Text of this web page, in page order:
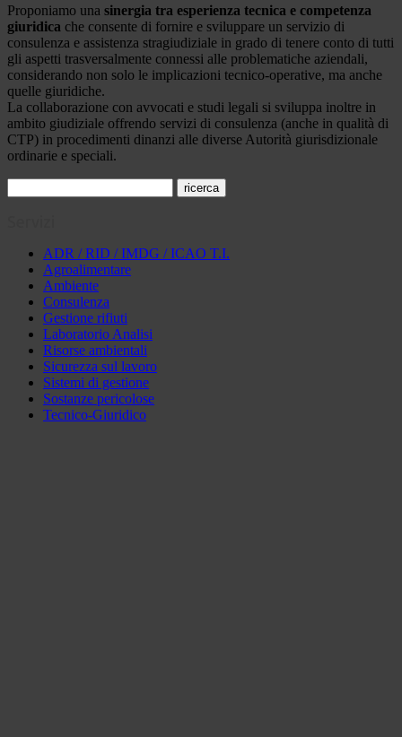
Proponiamo una sinergia tra esperienza tecnica e competenza
giuridica che consente di fornire e sviluppare un servizio di
consulenza e assistenza stragiudiziale in grado di tenere conto di tutti
gli aspetti trasversalmente connessi alle problematiche aziendali,
considerando non solo le implicazioni tecnico-operative, ma anche
quelle giuridiche.
La collaborazione con avvocati e studi legali si sviluppa inoltre in
ambito giudiziale offrendo servizi di consulenza (anche in qualità di
CTP) in procedimenti dinanzi alle diverse Autorità giurisdizionale
ordinarie e speciali.
ADR / RID / IMDG / ICAO T.I.
Agroalimentare
Ambiente
Consulenza
Gestione rifiuti
Laboratorio Analisi
Risorse ambientali
Sicurezza sul lavoro
Sistemi di gestione
Sostanze pericolose
Tecnico-Giuridico